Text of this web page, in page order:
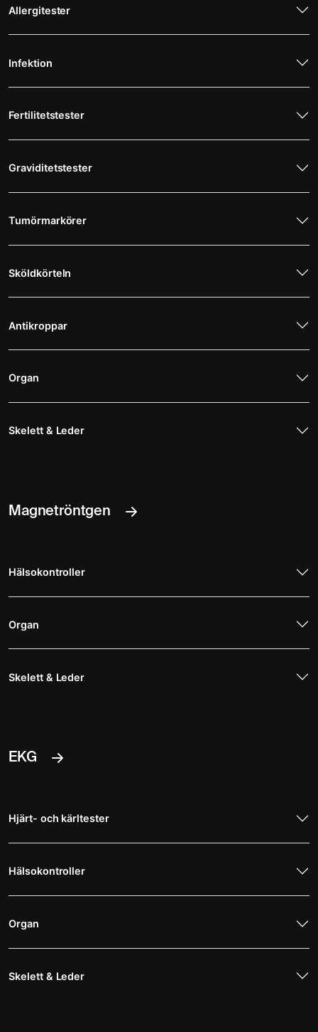
Allergitester
Infektion
Fertilitetstester
Graviditetstester
Tumörmarkörer
Sköldkörteln
Antikroppar
Organ
Skelett & Leder
Magnetröntgen
Hälsokontroller
Organ
Skelett & Leder
EKG
Hjärt- och kärltester
Hälsokontroller
Organ
Skelett & Leder